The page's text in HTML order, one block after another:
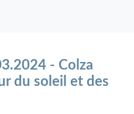
- Colza
du soleil et des